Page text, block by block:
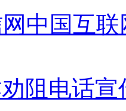
中国互
阻电话宣